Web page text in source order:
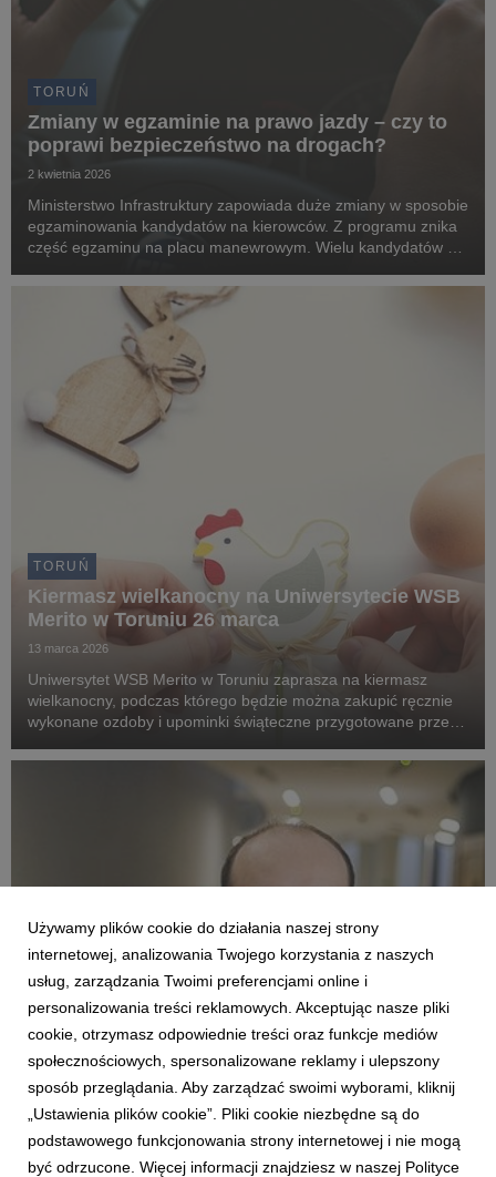
TORUŃ
Zmiany w egzaminie na prawo jazdy – czy to
poprawi bezpieczeństwo na drogach?
2 kwietnia 2026
Ministerstwo Infrastruktury zapowiada duże zmiany w sposobie
egzaminowania kandydatów na kierowców. Z programu znika
część egzaminu na placu manewrowym. Wielu kandydatów nie
teoretyczną. Pytania mają dotyczyć faktycznyc...
TORUŃ
Kiermasz wielkanocny na Uniwersytecie WSB
Merito w Toruniu 26 marca
13 marca 2026
Uniwersytet WSB Merito w Toruniu zaprasza na kiermasz
wielkanocny, podczas którego będzie można zakupić ręcznie
wykonane ozdoby i upominki świąteczne przygotowane przez
Torunia, Kowalewa Pomorskiego i Sławkowa.
TORUŃ
Bezpieczeństwo narodowe: dr Łukasz
Napiórkowski
20 lutego 2026
Dr Łukasz Napiórkowski – specjalista w zakresie
Używamy plików cookie do działania naszej strony
internetowej, analizowania Twojego korzystania z naszych
usług, zarządzania Twoimi preferencjami online i
personalizowania treści reklamowych. Akceptując nasze pliki
cookie, otrzymasz odpowiednie treści oraz funkcje mediów
społecznościowych, spersonalizowane reklamy i ulepszony
sposób przeglądania. Aby zarządzać swoimi wyborami, kliknij
„Ustawienia plików cookie”. Pliki cookie niezbędne są do
podstawowego funkcjonowania strony internetowej i nie mogą
być odrzucone. Więcej informacji znajdziesz w naszej Polityce